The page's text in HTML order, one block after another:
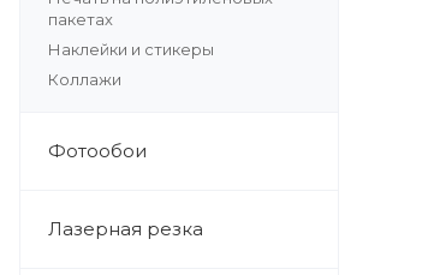
пакетах
Наклейки и стикеры
Коллажи
Фотообои
Лазерная резка